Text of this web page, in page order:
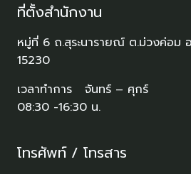
ที่ตั้งสำนักงาน
หมู่ที่ 6 ถ.สุระนารายณ์ ต.ม่วงค่อม
15230
เวลาทำการ จันทร์ – ศุกร์
08:30 -16:30 น.
โทรศัพท์ / โทรสาร